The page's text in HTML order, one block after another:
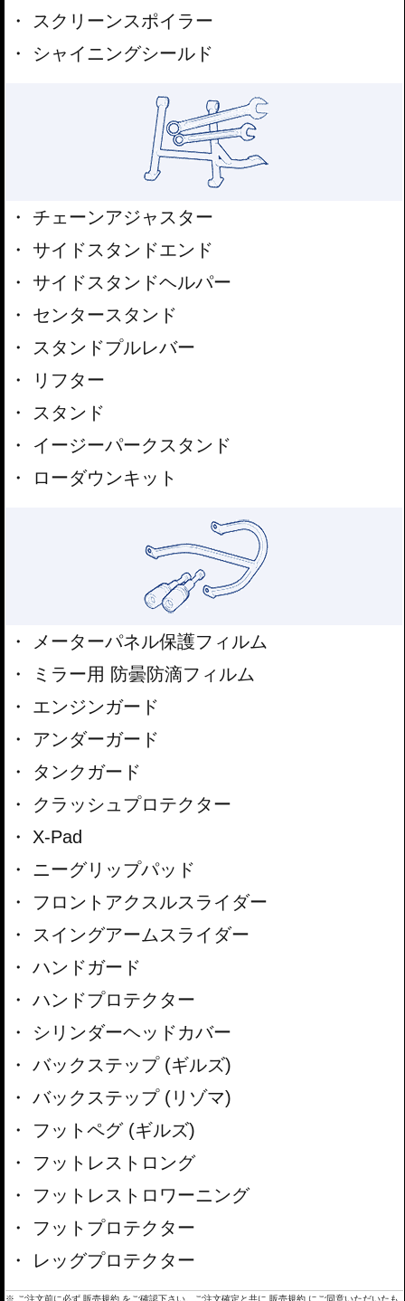
スクリーンスポイラー
シャイニングシールド
チェーンアジャスター
サイドスタンドエンド
サイドスタンドヘルパー
センタースタンド
スタンドプルレバー
リフター
スタンド
イージーパークスタンド
ローダウンキット
メーターパネル保護フィルム
ミラー用 防曇防滴フィルム
エンジンガード
アンダーガード
タンクガード
クラッシュプロテクター
X-Pad
ニーグリップパッド
フロントアクスルスライダー
スイングアームスライダー
ハンドガード
ハンドプロテクター
シリンダーヘッドカバー
バックステップ (ギルズ)
バックステップ (リゾマ)
フットペグ (ギルズ)
フットレストロング
フットレストロワーニング
フットプロテクター
レッグプロテクター